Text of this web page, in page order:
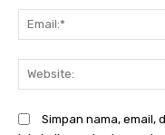
Simpan nama, email,